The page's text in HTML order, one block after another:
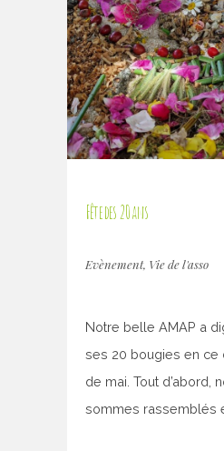
Fête des 20 ans
Evènement, Vie de l'asso
Notre belle AMAP a
ses 20 bougies en ce
de mai. Tout d’abord,
sommes rassemblés